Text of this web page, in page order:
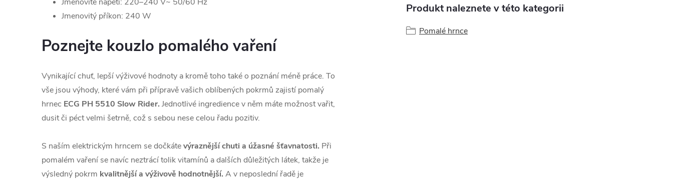
Jmenovitý příkon: 240 W
Poznejte kouzlo pomalého vaření
Vynikající chuť, lepší výživové hodnoty a kromě toho také o poznání méně práce. To
vše jsou výhody, které vám při přípravě vašich oblíbených pokrmů zajistí pomalý
hrnec ECG PH 5510 Slow Rider. Jednotlivé ingredience v něm máte možnost vařit,
dusit či péct velmi šetrně, což s sebou nese celou řadu pozitiv.
S naším elektrickým hrncem se dočkátevýraznější chuti a úžasné šťavnatosti. Při
pomalém vaření se navíc neztrácí tolik vitamínů a dalších důležitých látek, takže je
výsledný pokrm kvalitnější a výživově hodnotnější. A v neposlední řadě je
Produkt naleznete v této kategorii
Pomalé hrnce